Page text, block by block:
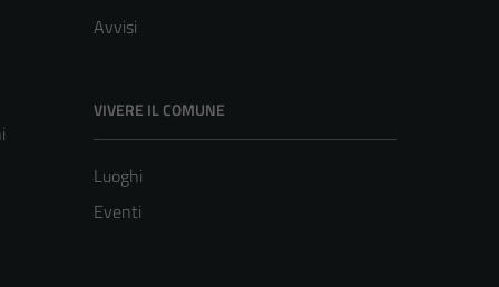
Avvisi
VIVERE IL COMUNE
Luoghi
Eventi